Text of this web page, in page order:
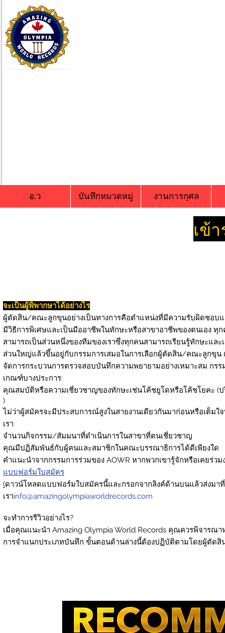
อ.ว บันทึกหมวดหมู่ งานการกุศล
เข้
จะเป็นผู้พิพากษาได้อย่างไร
ผู้ตัดสิน/คณะลูกขุนอย่างเป็นทางการคือตำแหน่งที่มีความรับผิดชอบ
มีวิธีการพิเศษและเป็นมืออาชีพในทักษะหรือสาขาอาชีพของตนเอง ทุ
สามารถเป็นส่วนหนึ่งของทีมของเราซึ่งทุกคนสามารถเรียนรู้ทักษะแล
ส่วนใหญ่แล้วขึ้นอยู่กับกรรมการเสมอในการเลือกผู้ตัดสิน/คณะลูกขุน
จัดการกระบวนการตรวจสอบบันทึกความพยายามอย่างเหมาะสม กร
เกณฑ์บางประการ:
คุณสมบัติหรือความเชี่ยวชาญของทักษะเช่นโค้ชยูโดหรือโค้ชโยคะ (
)
ไม่ว่าผู้สมัครจะมีประสบการณ์สูงในสายงานเดียวกันมาก่อนหรือเต็ม
เรา
จำนวนกิจกรรม/สัมมนาที่ดำเนินการในสาขาที่ตนเชี่ยวชาญ
คุณมีปฏิสัมพันธ์กับผู้คนและสมาชิกในคณะบรรณาธิการได้ดีเพียงใด
คำแนะนำจากกรรมการร่วมของ AOWR หากพวกเขารู้จักหรือเคยร่ว
แบบฟอร์มใบสมัคร
(ดาวน์โหลดแบบฟอร์มใบสมัครนี้และกรอกจากลิงค์ด้านบนแล้วส่งมาที่
เราinfo@amazingolympiaworldrecords.com
จะทำการรีวิวอย่างไร?
เมื่อคุณแนะนำ Amazing Olympia World Records คุณควรพิจารณ
การจำแนกประเภทบันทึก ขั้นตอนด้านล่างนี้ต้องปฏิบัติตามโดยผู้ตัด